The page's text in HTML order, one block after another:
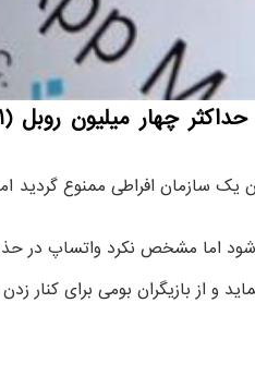
یک سازمان افراطی ممنوع
شود اما مشخص نکرد واتساپ در
و از بازیگران بومی برای کنار